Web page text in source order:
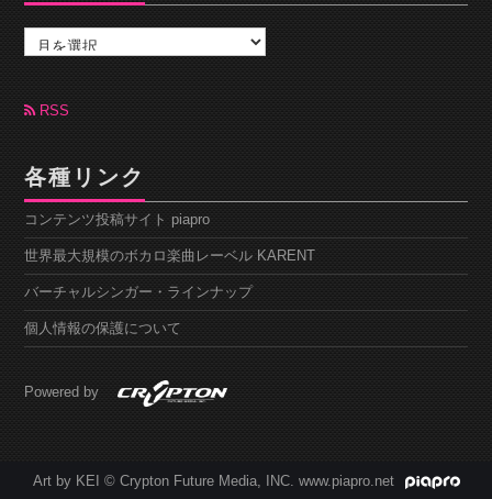
カ
ブRSS
各種リンク
コンテンツ投稿サイト piapro
世界最大規模のボカロ楽曲レーベル KARENT
バーチャルシンガー・ラインナップ
個人情報の保護について
Powered by
Art by KEI © Crypton Future Media, INC. www.piapro.net